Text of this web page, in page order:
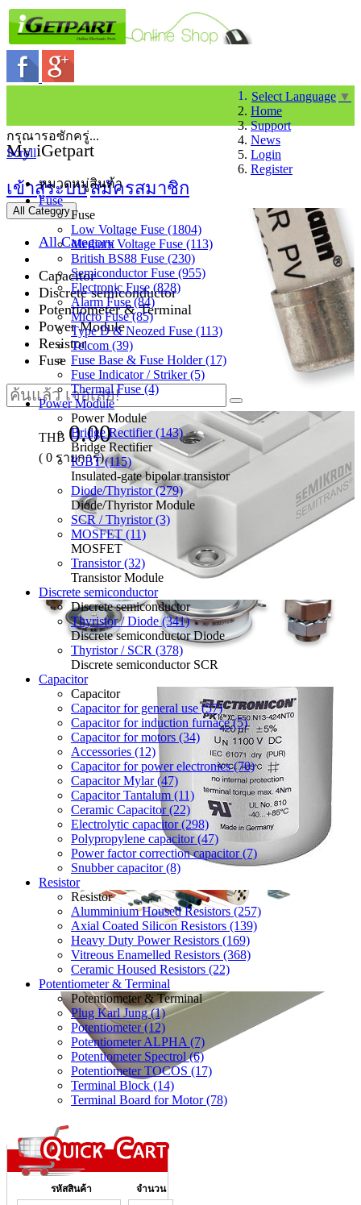
Select Language ▼
Home
Support
News
Login
Register
My iGetpart
เข้าสู่ระบบสมัครสมาชิก
All Category
All Category
Capacitor
Discrete semiconductor
Potentiometer & Terminal
Power Module
Resistor
Fuse
THB 0.00
( 0 รายการ)
กรุณารอซักครู่...
Scroll
หมวดหมู่สินค้า
Fuse
Fuse
Low Voltage Fuse (1804)
Medium Voltage Fuse (113)
British BS88 Fuse (230)
Semiconductor Fuse (955)
Electronic Fuse (828)
Alarm Fuse (84)
Micro Fuse (85)
Type D & Neozed Fuse (113)
Telcom (39)
Fuse Base & Fuse Holder (17)
Fuse Indicator / Striker (5)
Thermal Fuse (4)
Power Module
Power Module
Bridge Rectifier (143)
Bridge Rectifier
IGBT (115)
Insulated-gate bipolar transistor
Diode/Thyristor (279)
Diode/Thyristor Module
SCR / Thyristor (3)
MOSFET (11)
MOSFET
Transistor (32)
Transistor Module
Discrete semiconductor
Discrete semiconductor
Thyristor / Diode (341)
Discrete semiconductor Diode
Thyristor / SCR (378)
Discrete semiconductor SCR
Capacitor
Capacitor
Capacitor for general use (57)
Capacitor for induction furnace (5)
Capacitor for motors (34)
Accessories (12)
Capacitor for power electronics (70)
Capacitor Mylar (47)
Capacitor Tantalum (11)
Ceramic Capacitor (22)
Electrolytic capacitor (298)
Polypropylene capacitor (47)
Power factor correction capacitor (7)
Snubber capacitor (8)
Resistor
Resistor
Alumminium Housed Resistors (257)
Axial Coated Silicon Resistors (139)
Heavy Duty Power Resistors (169)
Vitreous Enamelled Resistors (368)
Ceramic Housed Resistors (22)
Potentiometer & Terminal
Potentiometer & Terminal
Plug Karl Jung (1)
Potentiometer (12)
Potentiometer ALPHA (7)
Potentiometer Spectrol (6)
Potentiometer TOCOS (17)
Terminal Block (14)
Terminal Board for Motor (78)
รหัสสินค้า จำนวน